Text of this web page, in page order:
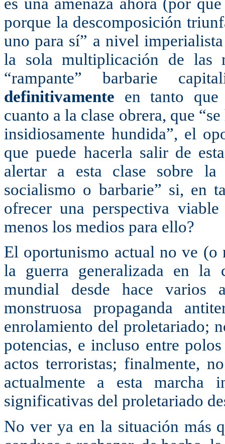
porque la descomposición
uno para sí” a nivel
la sola multiplicación de las
“rampante” barbarie
definitivamente en tanto que
cuanto a la clase obrera, que
insidiosamente hundida”, el
que puede hacerla salir de
alertar a esta clase sobre la
socialismo o barbarie” si, en
ofrecer una perspectiva
menos los medios para ello?
El oportunismo actual no ve (o
la guerra generalizada en la
mundial desde hace varios
monstruosa propaganda
enrolamiento del proletariado;
potencias, e incluso entre
actos terroristas; finalmente,
actualmente a esta marcha
significativas del proletariado
No ver ya en la situación más